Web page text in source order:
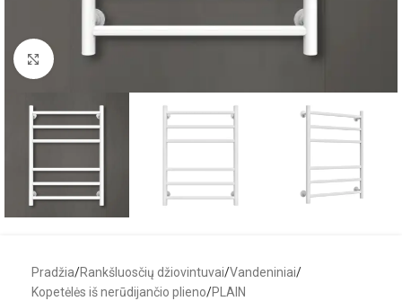
Click to enlarge
Pradžia/Rankšluosčių džiovintuvai/Vandeniniai/
Kopetėlės iš nerūdijančio plieno/PLAIN